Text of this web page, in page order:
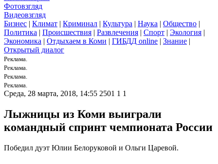
Фотовзгляд
Видеовзгляд
Бизнес | Климат | Криминал | Культура | Наука | Общество |
Политика | Происшествия | Развлечения | Спорт | Экология |
Экономика | Отдыхаем в Коми | ГИБДД online | Знание |
Открытый диалог
Реклама.
Реклама.
Реклама.
Реклама.
Среда, 28 марта, 2018, 14:55 2501 1 1
Лыжницы из Коми выиграли
командный спринт чемпионата России
Победил дуэт Юлии Белоруковой и Ольги Царевой.